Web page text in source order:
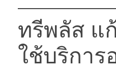
ทรีพลัส แ
ใช้บริการ